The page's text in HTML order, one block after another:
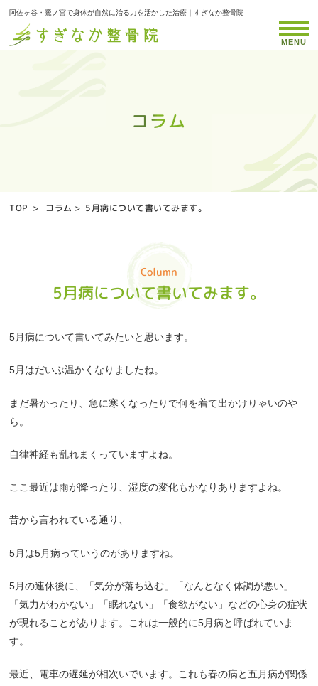
阿佐ヶ谷・鷺ノ宮で身体が自然に治る力を活かした治療｜すぎなか整骨院
コラム
コラム
コラム
コラム
コラム
コラム
コラム
コラム
コラム
コラム
コラム
コラム
コラム
コラム
コラム
コラム
コラム
コラム
コラム
コラム
コラム
コラム
コラム
コラム
コラム
コラム
MENU
TOP > コラム > 5月病について書いてみます。
Column
5月病について書いてみます。
5月病について書いてみたいと思います。
5月はだいぶ温かくなりましたね。
まだ暑かったり、急に寒くなったりで何を着て出かけりゃいのや
ら。
自律神経も乱れまくっていますよね。
ここ最近は雨が降ったり、湿度の変化もかなりありますよね。
昔から言われている通り、
5月は5月病っていうのがありますね。
5月の連休後に、「気分が落ち込む」「なんとなく体調が悪い」
「気力がわかない」「眠れない」「食欲がない」などの心身の症状
が現れることがあります。これは一般的に5月病と呼ばれていま
す。
最近、電車の遅延が相次いでいます。これも春の病と五月病が関係